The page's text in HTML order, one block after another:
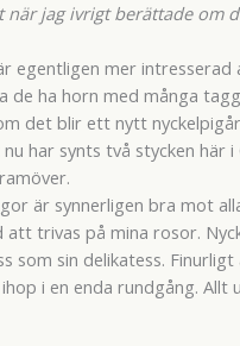
när jag ivrigt berättade om
egentligen mer
de ha horn med många
det blir ett nytt
har synts två stycken här i
är synnerligen bra mot
att trivas på mina rosor.
som sin delikatess.
i en enda rundgång. Allt